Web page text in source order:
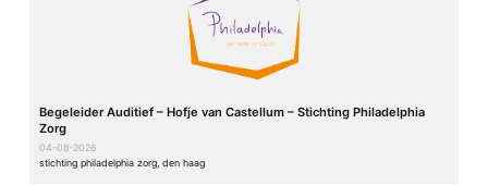
Begeleider Auditief – Hofje van Castellum – Stichting Philadelphia
Zorg
04-08-2026
stichting philadelphia zorg, den haag